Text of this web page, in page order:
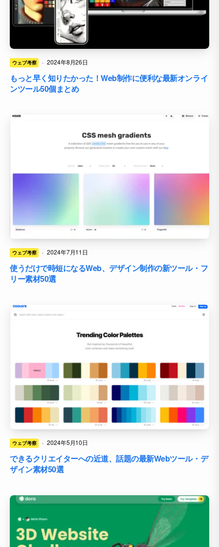
ウェブ考察 · 2024年8月26日
もっと早く知りたかった！Web制作に便利な最新オンライ
ンツール50個まとめ
ウェブ考察 · 2024年7月11日
使うだけで時短になるWeb、デザイン制作の新ツール・フ
リー素材50選
ウェブ考察 · 2024年5月10日
できるクリエイターへの近道、話題の最新Webツール・デ
ザイン素材50選